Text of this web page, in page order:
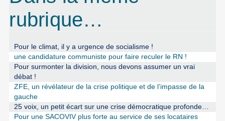
rubrique…
Pour le climat, il y a urgence de socialisme !
une candidature communiste pour faire reculer le RN !
Pour surmonter la division, nous devons assumer un vrai
débat !
ZFE, un révélateur de la crise politique et de l’impasse de la
gauche
25 voix, un petit écart sur une crise démocratique profonde…
Pour une SACOVIV plus forte au service de ses locataires